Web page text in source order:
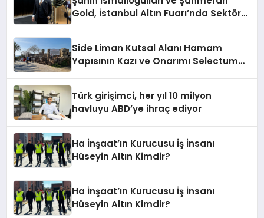
Gold, İstanbul Altın Fuarı’nda Sektöre
Side Liman Kutsal Alanı Hamam
Yapısının Kazı ve Onarımı Selectum
Türk girişimci, her yıl 10 milyon
havluyu ABD’ye ihraç ediyor
Ha İnşaat’ın Kurucusu İş İnsanı
Hüseyin Altın Kimdir?
Ha İnşaat’ın Kurucusu İş İnsanı
Hüseyin Altın Kimdir?